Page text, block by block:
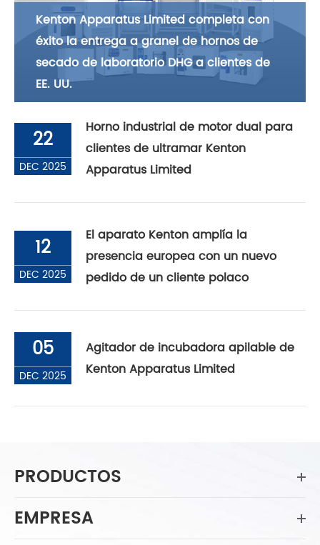
Kenton Apparatus Limited completa con
éxito la entrega a granel de hornos de
secado de laboratorio DHG a clientes de
EE. UU.
22
DEC 2025
Horno industrial de motor dual para
clientes de ultramar Kenton
Apparatus Limited
12
DEC 2025
El aparato Kenton amplía la
presencia europea con un nuevo
pedido de un cliente polaco
05
DEC 2025
Agitador de incubadora apilable de
Kenton Apparatus Limited
PRODUCTOS
EMPRESA